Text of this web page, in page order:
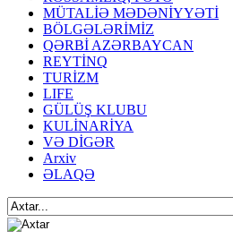
MÜTALİƏ MƏDƏNİYYƏTİ
BÖLGƏLƏRİMİZ
QƏRBİ AZƏRBAYCAN
REYTİNQ
TURİZM
LIFE
GÜLÜŞ KLUBU
KULİNARİYA
VƏ DİGƏR
Arxiv
ƏLAQƏ